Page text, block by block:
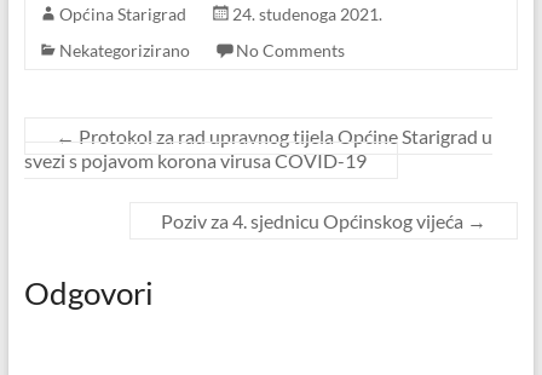
Općina Starigrad
24. studenoga 2021.
Nekategorizirano
No Comments
← Protokol za rad upravnog tijela Općine Starigrad u
svezi s pojavom korona virusa COVID-19
Poziv za 4. sjednicu Općinskog vijeća →
Odgovori